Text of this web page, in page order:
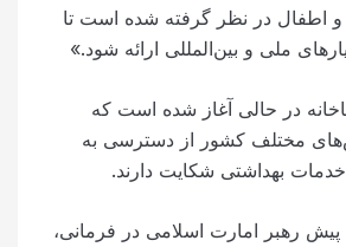
اطفال در نظر گرفته شده است تا
ملی و بین‌المللی ارائه شود.»
در حالی آغاز شده است که
مختلف کشور از دسترسی به
بهداشتی شکایت دارند.
رهبر امارت اسلامی در فرمانی،